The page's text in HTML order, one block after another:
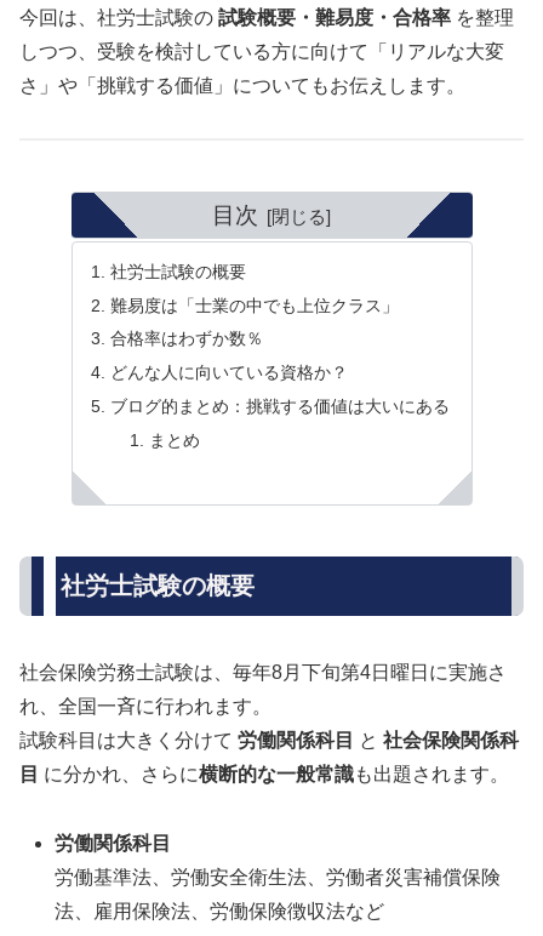
今回は、社労士試験の 試験概要・難易度・合格率 を整理
しつつ、受験を検討している方に向けて「リアルな大変
さ」や「挑戦する価値」についてもお伝えします。
目次
社労士試験の概要
難易度は「士業の中でも上位クラス」
合格率はわずか数％
どんな人に向いている資格か？
ブログ的まとめ：挑戦する価値は大いにある
まとめ
社労士試験の概要
社会保険労務士試験は、毎年8月下旬第4日曜日に実施さ
れ、全国一斉に行われます。
試験科目は大きく分けて 労働関係科目 と 社会保険関係科
目 に分かれ、さらに横断的な一般常識も出題されます。
労働関係科目
労働基準法、労働安全衛生法、労働者災害補償保険
法、雇用保険法、労働保険徴収法など